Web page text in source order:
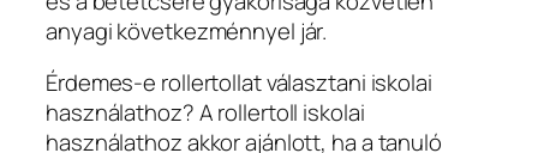
anyagi következménnyel jár.
Érdemes-e rollertollat választani iskolai
használathoz? A rollertoll iskolai
használathoz akkor ajánlott, ha a tanuló